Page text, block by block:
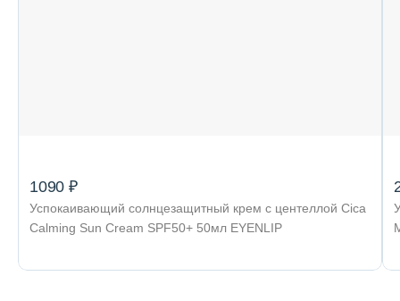
1090 ₽
Успокаивающий солнцезащитный крем с центеллой Cica
Calming Sun Cream SPF50+ 50мл EYENLIP